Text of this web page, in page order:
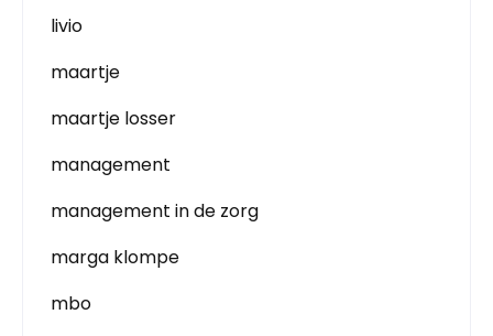
livio
maartje
maartje losser
management
management in de zorg
marga klompe
mbo